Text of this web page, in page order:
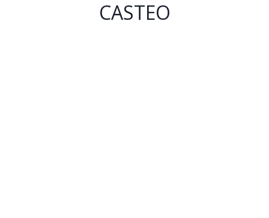
CASTEO